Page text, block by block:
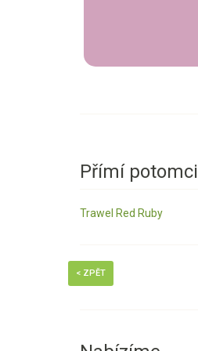
Přímí potomci
Trawel Red Ruby
< ZPĚT